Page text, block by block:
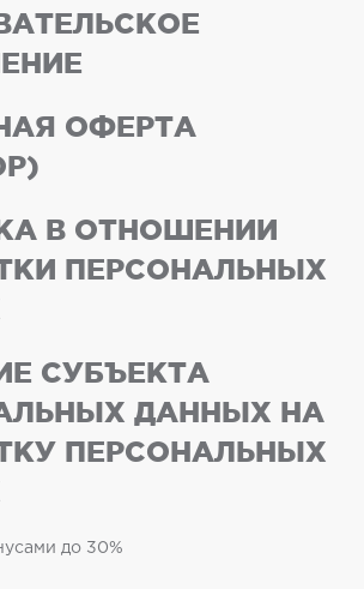
ОФЕРТА
В ОТНОШЕНИИ
ПЕРСОНАЛЬНЫХ
СУБЪЕКТА
ДАННЫХ НА
ПЕРСОНАЛЬНЫХ
до 30%